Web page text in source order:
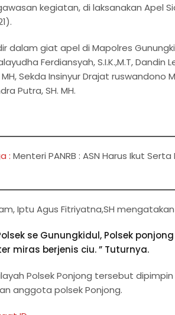
kegiatan, di laksanakan Apel
dalam giat apel di Mapolres
Ferdiansyah, S.I.K.,M.T,
MH, Sekda Insinyur Drajat ruswandono
Putra, SH. MH.
: Menteri PANRB : ASN Harus Ikut
Iptu Agus Fitriyatna,SH
se Gunungkidul, Polsek
miras berjenis ciu. ” Tuturnya.
Polsek Ponjong tersebut
anggota polsek Ponjong.